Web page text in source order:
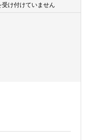
受け付けていません